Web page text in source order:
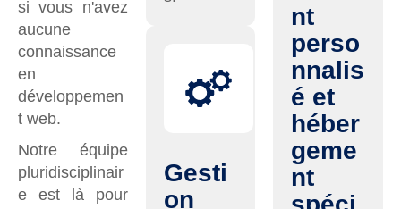
si vous n'avez
aucune
connaissance
en
développemen
t web.
Notre équipe
pluridisciplinair
e est là pour
Gesti
on
nt
perso
nnalis
é et
héber
geme
nt